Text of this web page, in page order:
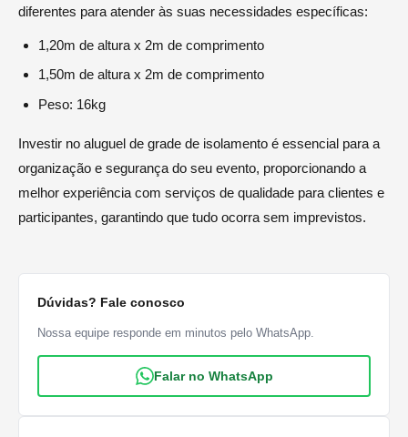
diferentes para atender às suas necessidades específicas:
1,20m de altura x 2m de comprimento
1,50m de altura x 2m de comprimento
Peso: 16kg
Investir no aluguel de grade de isolamento é essencial para a
organização e segurança do seu evento, proporcionando a
melhor experiência com serviços de qualidade para clientes e
participantes, garantindo que tudo ocorra sem imprevistos.
Dúvidas? Fale conosco
Nossa equipe responde em minutos pelo WhatsApp.
Falar no WhatsApp